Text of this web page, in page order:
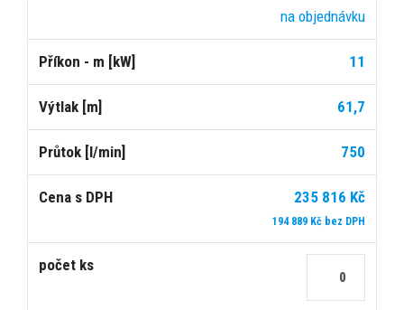
na objednávku
11
61,7
750
235 816 Kč
194 889 Kč bez DPH